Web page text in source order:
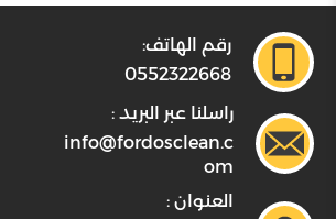
رقم الهاتف:
0552322668
راسلنا عبر البريد :
info@fordosclean.c
om
العنوان :